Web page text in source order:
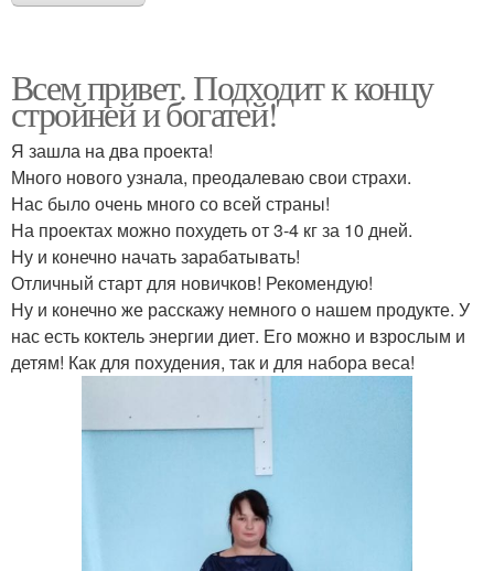
Всем привет. Подходит к концу
стройней и богатей!
Я зашла на два проекта!
Много нового узнала, преодалеваю свои страхи.
Нас было очень много со всей страны!
На проектах можно похудеть от 3-4 кг за 10 дней.
Ну и конечно начать зарабатывать!
Отличный старт для новичков! Рекомендую!
Ну и конечно же расскажу немного о нашем продукте. У
нас есть коктель энергии диет. Его можно и взрослым и
детям! Как для похудения, так и для набора веса!